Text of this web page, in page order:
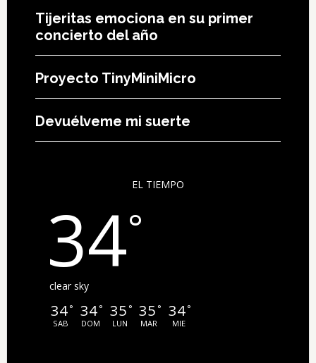
Tijeritas emociona en su primer
concierto del año
Proyecto TinyMiniMicro
Devuélveme mi suerte
EL TIEMPO
34°
clear sky
34°
SAB
34°
DOM
35 °
LUN
35 °
MAR
34°
MIE